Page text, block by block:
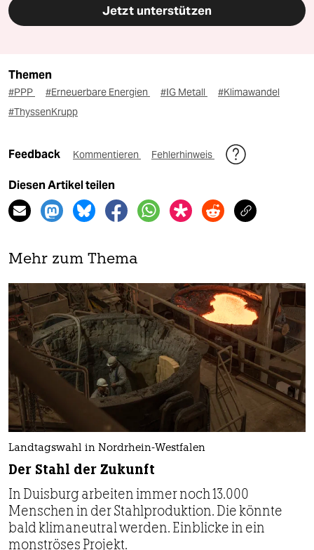
Jetzt unterstützen
Themen
#PPP #Erneuerbare Energien #IG Metall
#Klimawandel
#ThyssenKrupp
Feedback Kommentieren Fehlerhinweis
Diesen Artikel teilen
Mehr zum Thema
Landtagswahl in Nordrhein-Westfalen
Der Stahl der Zukunft
In Duisburg arbeiten immer noch 13.000
Menschen in der Stahlproduktion. Die könnte
bald klimaneutral werden. Einblicke in ein
monströses Projekt.